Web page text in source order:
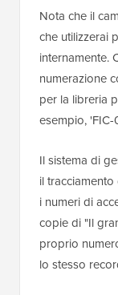
Nota che il
che utilizzerai
internamente.
numerazione
per la libreria
esempio,
Il sistema di
il
i numeri di
copie di "Il
proprio
lo stesso